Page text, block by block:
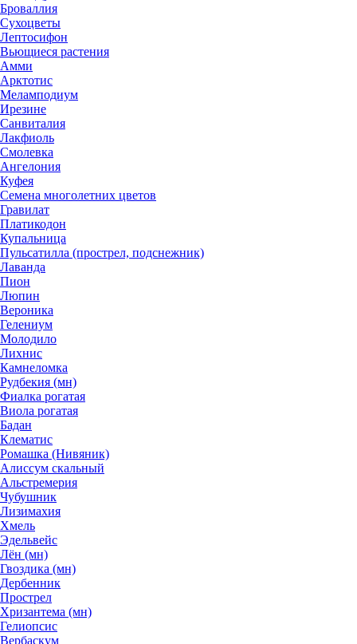
Броваллия
Сухоцветы
Лептосифон
Вьющиеся растения
Амми
Арктотис
Меламподиум
Ирезине
Санвиталия
Лакфиоль
Смолевка
Ангелония
Куфея
Семена многолетних цветов
Гравилат
Платикодон
Купальница
Пульсатилла (прострел, подснежник)
Лаванда
Пион
Люпин
Вероника
Гелениум
Молодило
Лихнис
Камнеломка
Рудбекия (мн)
Фиалка рогатая
Виола рогатая
Бадан
Клематис
Ромашка (Нивяник)
Алиссум скальный
Альстремерия
Чубушник
Лизимахия
Хмель
Эдельвейс
Лён (мн)
Гвоздика (мн)
Дербенник
Прострел
Хризантема (мн)
Гелиопсис
Вербаскум